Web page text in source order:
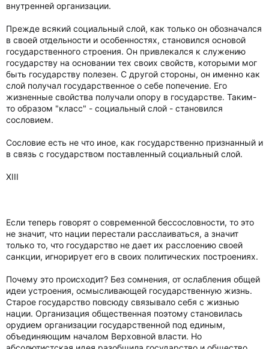
внутренней организации.
Прежде всякий социальный слой, как только он обозначался
в своей отдельности и особенностях, становился основой
государственного строения. Он привлекался к служению
государству на основании тех своих свойств, которыми мог
быть государству полезен. С другой стороны, он именно как
слой получал государственное о себе попечение. Его
жизненные свойства получали опору в государстве. Таким-
то образом "класс" - социальный слой - становился
сословием.
Сословие есть не что иное, как государственно признанный и
в связь с государством поставленный социальный слой.
XIII
Если теперь говорят о современной бессословности, то это
не значит, что нации перестали расслаиваться, а значит
только то, что государство не дает их расслоению своей
санкции, игнорирует его в своих политических построениях.
Почему это происходит? Без сомнения, от ослабления общей
идеи устроения, осмысливающей государственную жизнь.
Старое государство повсюду связывало себя с жизнью
нации. Организация общественная поэтому становилась
орудием организации государственной под единым,
объединяющим началом Верховной власти. Но